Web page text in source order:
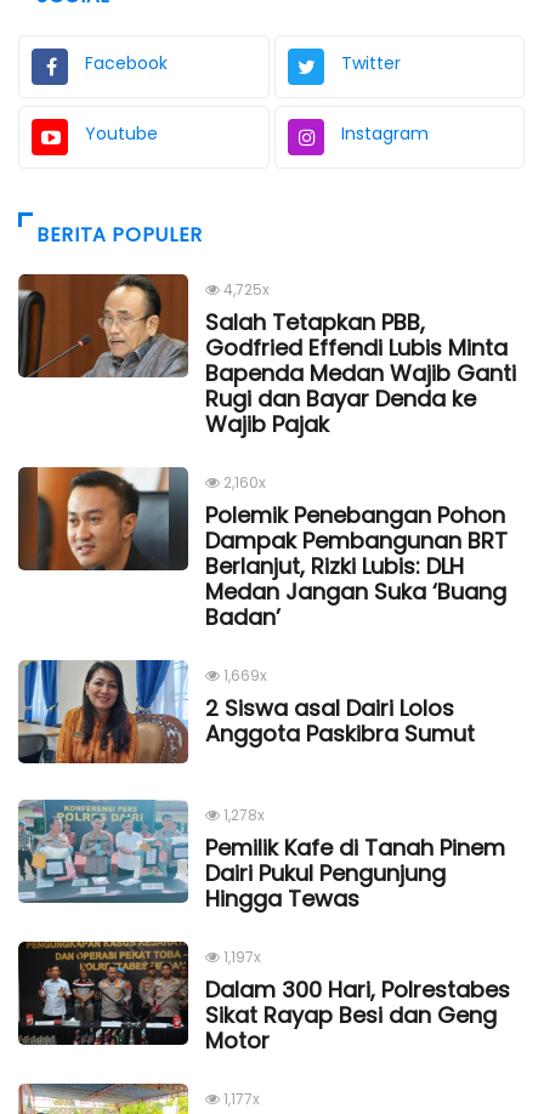
Facebook Twitter
Youtube Instagram
BERITA POPULER
4,725x
Salah Tetapkan PBB,
Godfried Effendi Lubis Minta
Bapenda Medan Wajib Ganti
Rugi dan Bayar Denda ke
Wajib Pajak
2,160x
Polemik Penebangan Pohon
Dampak Pembangunan BRT
Berlanjut, Rizki Lubis: DLH
Medan Jangan Suka ‘Buang
Badan’
1,669x
2 Siswa asal Dairi Lolos
Anggota Paskibra Sumut
1,278x
Pemilik Kafe di Tanah Pinem
Dairi Pukul Pengunjung
Hingga Tewas
1,197x
Dalam 300 Hari, Polrestabes
Sikat Rayap Besi dan Geng
Motor
1,177x